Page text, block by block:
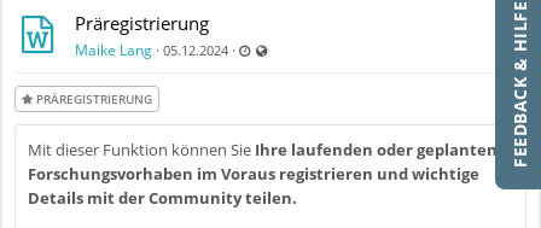
FEEDBACK & HILFE
Präregistrierung
Maike Lang · 05.12.2024 · Zuletzt aktualisiert 09.12.2024 - 09:01
Auch für nicht registrierte Benutzer sichtbar
PRÄREGISTRIERUNG
Mit dieser Funktion können Sie Ihre laufenden oder geplanten
Forschungsvorhaben im Voraus registrieren und wichtige
Details mit der Community teilen.